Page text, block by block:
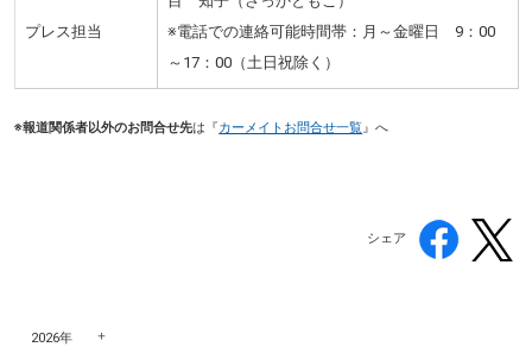
プレス担当
※電話での連絡可能時間帯：月～金曜日 9：00
～17：00（土日祝除く）
※報道関係者以外のお問合せ先は『カーメイトお問合せ一覧』へ
シェア
2026年